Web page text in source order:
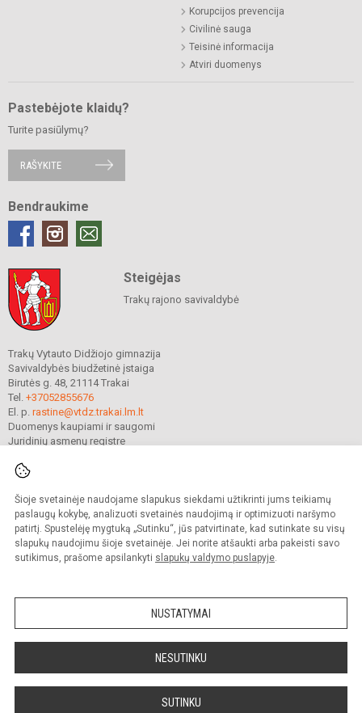
Šioje svetainėje naudojame slapukus siekdami užtikrinti jums teikiamų
paslaugų kokybę, analizuoti svetainės naudojimą ir optimizuoti naršymo
patirtį. Spustelėję mygtuką „Sutinku“, jūs patvirtinate, kad sutinkate su visų
slapukų naudojimu šioje svetainėje. Jei norite atšaukti arba pakeisti savo
sutikimus, prašome apsilankyti slapukų valdymo puslapyje.
NUSTATYMAI
NESUTINKU
SUTINKU
Korupcijos prevencija
Civilinė sauga
Teisinė informacija
Atviri duomenys
Pastebėjote klaidų?
Turite pasiūlymų?
RAŠYKITE
Bendraukime
Steigėjas
Trakų rajono savivaldybė
Trakų Vytauto Didžiojo gimnazija
Savivaldybės biudžetinė įstaiga
Birutės g. 48, 21114 Trakai
Tel. +37052855676
El. p. rastine@vtdz.trakai.lm.lt
Duomenys kaupiami ir saugomi
Juridinių asmenų registre
© 2021. Trakų Vytauto Didžiojo gimnazija. Visos teisės saugomos.
Kopijuoti turinį be raštiško gimnazijos sutikimo griežtai draudžiama.
Prieinamumo paraiška Slapukų valdymas